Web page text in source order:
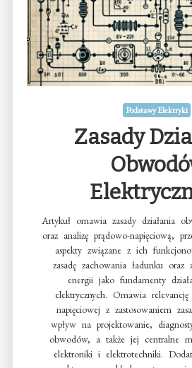
Podstawy Elektryki
Zasady
Artykuł omawia zasady działania
oraz analizę prądowo-napięciową,
aspekty związane z ich
zasadę zachowania ładunku oraz
energii jako fundamenty
elektrycznych. Omawia
napięciowej z zastosowaniem
wpływ na projektowanie,
obwodów, a także jej centralne
elektroniki i elektrotechniki.